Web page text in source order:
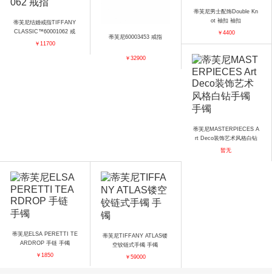
蒂芙尼结婚戒指TIFFANY
CLASSIC™60001062 戒
指
￥11700
蒂芙尼60003453 戒指
￥32900
蒂芙尼男士配饰Double Kn
ot 袖扣 袖扣
￥4400
蒂芙尼MASTERPIECES A
rt Deco装饰艺术风格白钻
手镯 手镯
暂无
蒂芙尼ELSA PERETTI TE
ARDROP 手链 手镯
￥1850
蒂芙尼TIFFANY ATLAS镂
空铰链式手镯 手镯
￥59000